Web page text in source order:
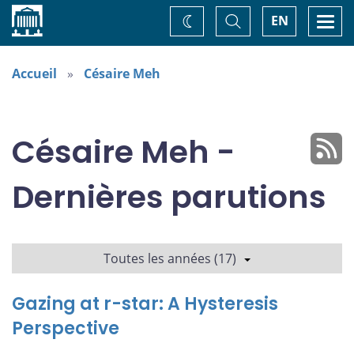
Accueil EN
Basculer
la
recherche
Changez
de
Accueil Césaire Meh
Césaire Meh -
Dernières parutions
Toutes les années (17)
Gazing at r-star: A Hysteresis
Perspective